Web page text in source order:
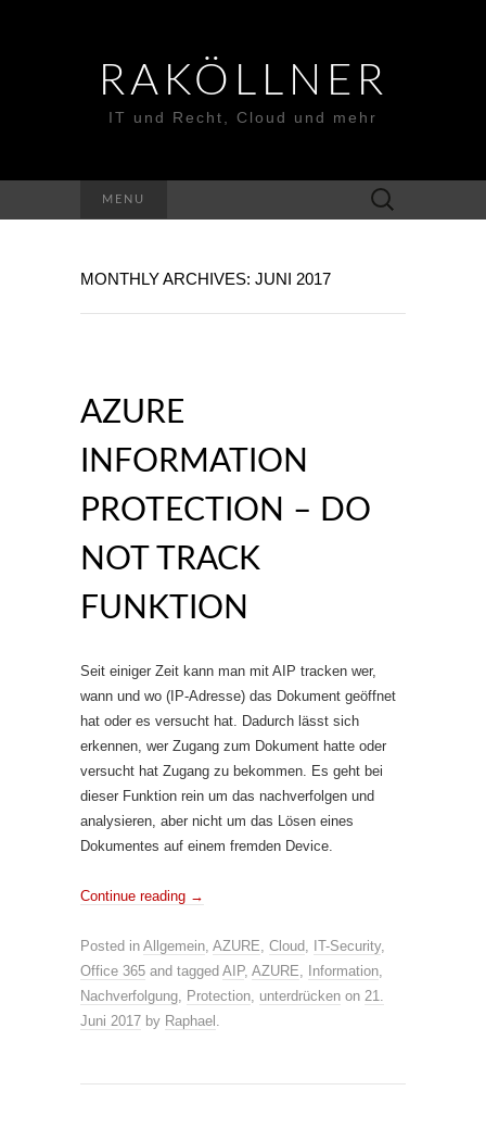
RAKÖLLNER
IT und Recht, Cloud und mehr
MENU
Suchen
nach:
MONTHLY ARCHIVES: JUNI 2017
AZURE
INFORMATION
PROTECTION – DO
NOT TRACK
FUNKTION
Seit einiger Zeit kann man mit AIP tracken wer,
wann und wo (IP-Adresse) das Dokument geöffnet
hat oder es versucht hat. Dadurch lässt sich
erkennen, wer Zugang zum Dokument hatte oder
versucht hat Zugang zu bekommen. Es geht bei
dieser Funktion rein um das nachverfolgen und
analysieren, aber nicht um das Lösen eines
Dokumentes auf einem fremden Device.
Continue reading →
Posted in Allgemein, AZURE, Cloud, IT-Security,
Office 365 and tagged AIP, AZURE, Information,
Nachverfolgung, Protection, unterdrücken on 21.
Juni 2017 by Raphael .